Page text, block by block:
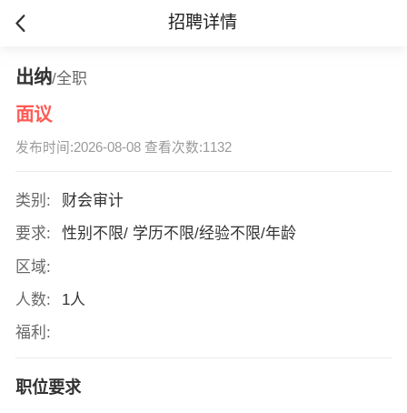
招聘详情
出纳/全职
面议
发布时间:2026-08-08 查看次数:1132
类别:
财会审计
要求:
性别不限/ 学历不限/经验不限/年龄
区域:
人数:
1人
福利:
职位要求